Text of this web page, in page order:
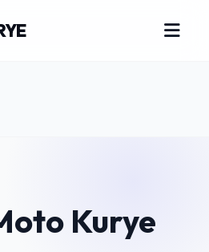
Kurye